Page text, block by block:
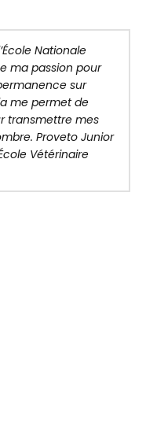
Nationale
ma passion pour
sur
me permet de
transmettre mes
Proveto Junior
Vétérinaire